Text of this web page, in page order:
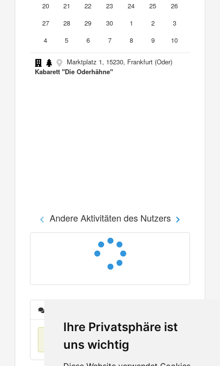
Ihre Privatsphäre ist
uns wichtig
20
21 22 23 24 25
26
27
28 29 30 1 2
3
4
5 6 7 8 9 10
Marktplatz 1, 15230, Frankfurt (Oder)
Kabarett "Die Oderhähne"
Andere Aktivitäten des Nutzers
Keine Einträge